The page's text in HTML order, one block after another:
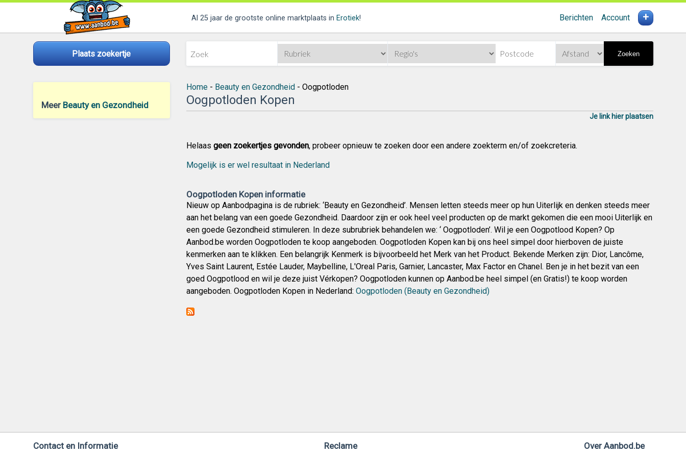
Al 25 jaar de grootste online marktplaats in Erotiek! Berichten Account +
Plaats zoekertje Zoeken
Meer Beauty en Gezondheid
Home- Beauty en Gezondheid- Oogpotloden
Oogpotloden Kopen
Je link hier plaatsen
Helaas geen zoekertjes gevonden, probeer opnieuw te zoeken door een andere zoekterm en/of zoekcreteria.
Mogelijk is er wel resultaat in Nederland
Oogpotloden Kopen informatie
Nieuw op Aanbodpagina is de rubriek: ‘Beauty en Gezondheid’. Mensen letten steeds meer op hun Uiterlijk en denken steeds meer
aan het belang van een goede Gezondheid. Daardoor zijn er ook heel veel producten op de markt gekomen die een mooi Uiterlijk en
een goede Gezondheid stimuleren. In deze subrubriek behandelen we: ‘ Oogpotloden’. Wil je een Oogpotlood Kopen? Op
Aanbod.be worden Oogpotloden te koop aangeboden. Oogpotloden Kopen kan bij ons heel simpel door hierboven de juiste
kenmerken aan te klikken. Een belangrijk Kenmerk is bijvoorbeeld het Merk van het Product. Bekende Merken zijn: Dior, Lancôme,
Yves Saint Laurent, Estée Lauder, Maybelline, L'Oreal Paris, Garnier, Lancaster, Max Factor en Chanel. Ben je in het bezit van een
goed Oogpotlood en wil je deze juist Vérkopen? Oogpotloden kunnen op Aanbod.be heel simpel (en Gratis!) te koop worden
aangeboden. Oogpotloden Kopen in Nederland: Oogpotloden (Beauty en Gezondheid)
Contact en Informatie Reclame Over Aanbod.be